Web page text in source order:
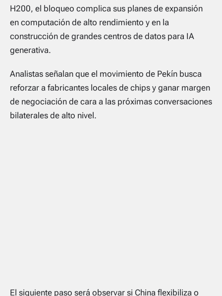
H200, el bloqueo complica sus planes de expansión
en computación de alto rendimiento y en la
construcción de grandes centros de datos para IA
generativa.
Analistas señalan que el movimiento de Pekín busca
reforzar a fabricantes locales de chips y ganar margen
de negociación de cara a las próximas conversaciones
bilaterales de alto nivel.
El siguiente paso será observar si China flexibiliza o